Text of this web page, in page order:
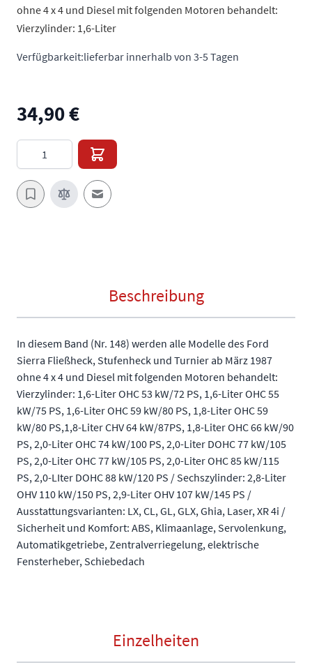
ohne 4 x 4 und Diesel mit folgenden Motoren behandelt:
Vierzylinder: 1,6-Liter
Verfügbarkeit:lieferbar innerhalb von 3-5 Tagen
34,90 €
E-Mail an einen Freund
Beschreibung
In diesem Band (Nr. 148) werden alle Modelle des Ford
Sierra Fließheck, Stufenheck und Turnier ab März 1987
ohne 4 x 4 und Diesel mit folgenden Motoren behandelt:
Vierzylinder: 1,6-Liter OHC 53 kW/72 PS, 1,6-Liter OHC 55
kW/75 PS, 1,6-Liter OHC 59 kW/80 PS, 1,8-Liter OHC 59
kW/80 PS,1,8-Liter CHV 64 kW/87PS, 1,8-Liter OHC 66 kW/90
PS, 2,0-Liter OHC 74 kW/100 PS, 2,0-Liter DOHC 77 kW/105
PS, 2,0-Liter OHC 77 kW/105 PS, 2,0-Liter OHC 85 kW/115
PS, 2,0-LIter DOHC 88 kW/120 PS / Sechszylinder: 2,8-Liter
OHV 110 kW/150 PS, 2,9-Liter OHV 107 kW/145 PS /
Ausstattungsvarianten: LX, CL, GL, GLX, Ghia, Laser, XR 4i /
Sicherheit und Komfort: ABS, Klimaanlage, Servolenkung,
Automatikgetriebe, Zentralverriegelung, elektrische
Fensterheber, Schiebedach
Einzelheiten